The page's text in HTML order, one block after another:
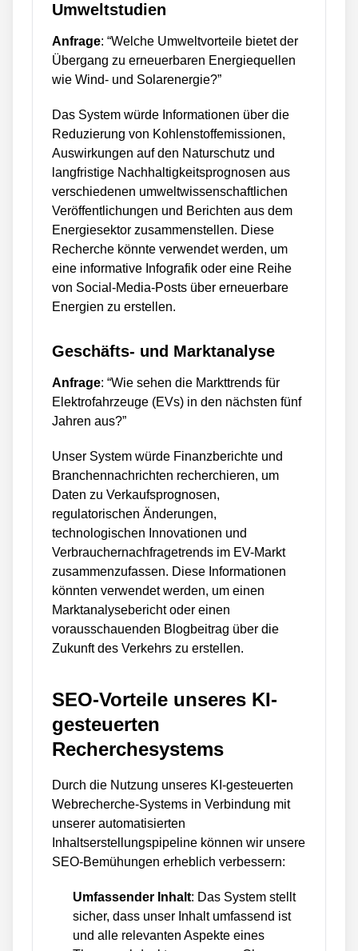
Umweltstudien
Anfrage: “Welche Umweltvorteile bietet der
Übergang zu erneuerbaren Energiequellen
wie Wind- und Solarenergie?”
Das System würde Informationen über die
Reduzierung von Kohlenstoffemissionen,
Auswirkungen auf den Naturschutz und
langfristige Nachhaltigkeitsprognosen aus
verschiedenen umweltwissenschaftlichen
Veröffentlichungen und Berichten aus dem
Energiesektor zusammenstellen. Diese
Recherche könnte verwendet werden, um
eine informative Infografik oder eine Reihe
von Social-Media-Posts über erneuerbare
Energien zu erstellen.
Geschäfts- und Marktanalyse
Anfrage: “Wie sehen die Markttrends für
Elektrofahrzeuge (EVs) in den nächsten fünf
Jahren aus?”
Unser System würde Finanzberichte und
Branchennachrichten recherchieren, um
Daten zu Verkaufsprognosen,
regulatorischen Änderungen,
technologischen Innovationen und
Verbrauchernachfragetrends im EV-Markt
zusammenzufassen. Diese Informationen
könnten verwendet werden, um einen
Marktanalysebericht oder einen
vorausschauenden Blogbeitrag über die
Zukunft des Verkehrs zu erstellen.
SEO-Vorteile unseres KI-
gesteuerten
Recherchesystems
Durch die Nutzung unseres KI-gesteuerten
Webrecherche-Systems in Verbindung mit
unserer automatisierten
Inhaltserstellungspipeline können wir unsere
SEO-Bemühungen erheblich verbessern:
Umfassender Inhalt: Das System stellt
sicher, dass unser Inhalt umfassend ist
und alle relevanten Aspekte eines